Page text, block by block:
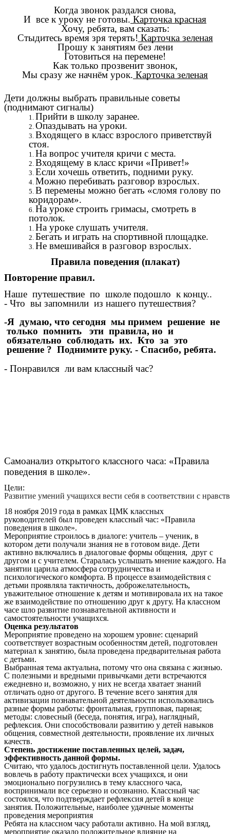
Когда звонок раздался снова,
И все к уроку не готовы. Карточка красная
Хочу, ребята, вам сказать:
Стыдитесь время зря терять! Карточка зеленая
Прошу к занятиям без лени
Готовиться на перемене!
Как только прозвенит звонок,
Мы сразу же начнём урок. Карточка зеленая
Дети должны выбрать правильные советы
(поднимают сигналы)
Прийти в школу заранее.
Опаздывать на уроки.
Входящего в класс взрослого приветствуй
стоя.
На вопрос учителя кричи с места.
Входящему в класс кричи «Привет!»
Если хочешь ответить, подними руку.
Можно перебивать разговор взрослых.
В перемены можно бегать «сломя голову по
коридорам».
На уроке строить гримасы, смотреть в
потолок.
На уроке слушать учителя.
Бегать и играть на спортивной площадке.
Не вмешивайся в разговор взрослых.
Правила поведения (плакат)
Повторение правил.
Наше путешествие по школе подошло к концу..
- Что вы запомнили из нашего путешествия?
-Я думаю, что сегодня мы примем решение не
только помнить эти правила, но и
обязательно соблюдать их. Кто за это
решение ? Поднимите руку. - Спасибо, ребята.
- Понравился ли вам классный час?
Самоанализ открытого классного часа: «Правила
поведения в школе».
Цели:
Развитие умений учащихся вести себя в соответствии с
18 ноября 2019 года в рамках ЦМК классных
руководителей был проведен классный час: «Правила
поведения в школе».
Мероприятие строилось в диалоге: учитель – ученик, в
котором дети получали знания не в готовом виде. Дети
активно включались в диалоговые формы общения, друг с
другом и с учителем. Старалась услышать мнение каждого. На
занятии царила атмосфера сотрудничества и
психологического комфорта. В процессе взаимодействия с
детьми проявляла тактичность, доброжелательность,
уважительное отношение к детям и мотивировала их на такое
же взаимодействие по отношению друг к другу. На классном
часе шло развитие познавательной активности и
самостоятельности учащихся.
Оценка результатов
Мероприятие проведено на хорошем уровне: сценарий
соответствует возрастным особенностям детей, подготовлен
материал к занятию, была проведена предварительная работа
с детьми.
Выбранная тема актуальна, потому что она связана с жизнью.
С полезными и вредными привычками дети встречаются
ежедневно и, возможно, у них не всегда хватает знаний
отличать одно от другого. В течение всего занятия для
активизации познавательной деятельности использовались
разные формы работы: фронтальная, групповая, парная;
методы: словесный (беседа, понятия, игра), наглядный,
рефлексия. Они способствовали развитию у детей навыков
общения, совместной деятельности, проявление их личных
качеств.
Степень достижение поставленных целей, задач,
эффективность данной формы.
Считаю, что удалось достигнуть поставленной цели. Удалось
вовлечь в работу практически всех учащихся, и они
эмоционально погрузились в тему классного часа,
воспринимали все серьезно и осознанно. Классный час
состоялся, что подтверждает рефлексия детей в конце
занятия. Положительные, наиболее удачные моменты
проведения мероприятия
Ребята на классном часу работали активно. На мой взгляд,
мероприятие оказало положительное влияние на